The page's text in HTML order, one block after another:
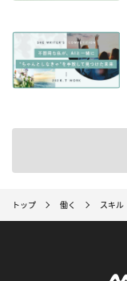
トップ 働く スキル